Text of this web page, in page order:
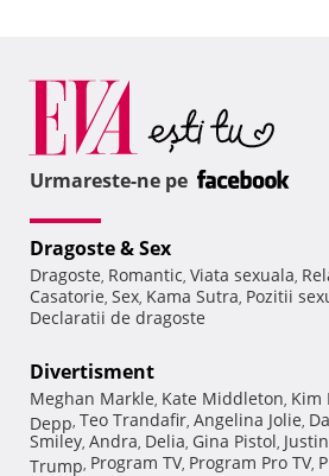
Urmareste-ne pe
Dragoste & Sex
Dragoste, Romantic, Viata sexuala,
Casatorie, Sex, Kama Sutra, Pozitii
Declaratii de dragoste
Divertisment
Meghan Markle, Kate Middleton, Kim
Depp, Teo Trandafir, Angelina Jolie,
Smiley, Andra, Delia, Gina Pistol,
Trump, Program TV, Program Pro TV,